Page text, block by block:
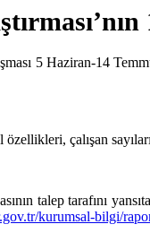
5 Haziran-14
özellikleri, çalışan
talep tarafını
kurumsal-bilgi/